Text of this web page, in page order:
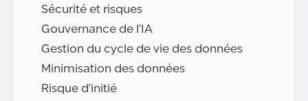
Sécurité et risques
Gouvernance de l'IA
Gestion du cycle de vie des données
Minimisation des données
Risque d'initié